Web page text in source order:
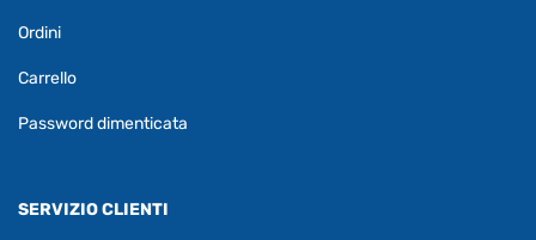
Ordini
Carrello
Password dimenticata
SERVIZIO CLIENTI